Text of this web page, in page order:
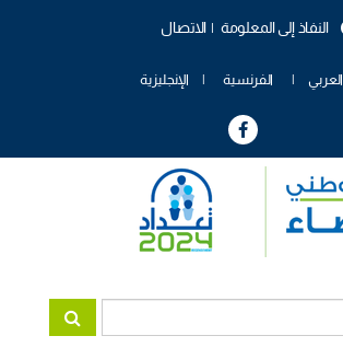
الاتصال النفاذ إلى المعلومة
العربي الفرنسية الإنجليزية